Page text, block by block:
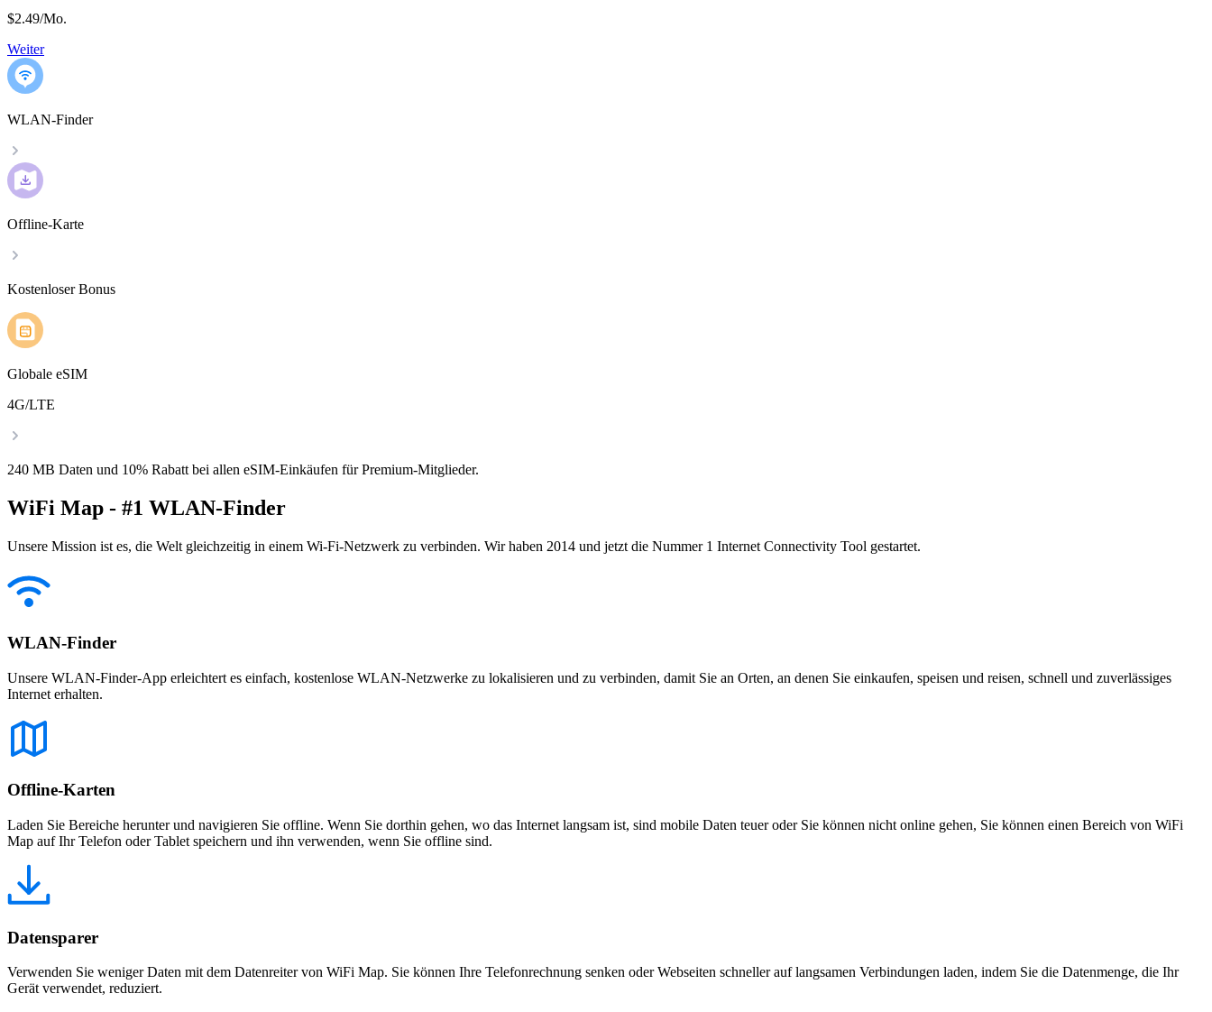
$2.49/Mo.
Weiter
WLAN-Finder
Offline-Karte
Kostenloser Bonus
Globale eSIM
4G/LTE
240 MB Daten und 10% Rabatt bei allen eSIM-Einkäufen für Premium-Mitglieder.
WiFi Map - #1 WLAN-Finder
Unsere Mission ist es, die Welt gleichzeitig in einem Wi-Fi-Netzwerk zu verbinden. Wir haben 2014 und jetzt die Nummer 1 Internet Connectivity Tool gestartet.
WLAN-Finder
Unsere WLAN-Finder-App erleichtert es einfach, kostenlose WLAN-Netzwerke zu lokalisieren und zu verbinden, damit Sie an Orten, an denen Sie einkaufen, speisen und reisen, schnell und zuverlässiges
Internet erhalten.
Offline-Karten
Laden Sie Bereiche herunter und navigieren Sie offline. Wenn Sie dorthin gehen, wo das Internet langsam ist, sind mobile Daten teuer oder Sie können nicht online gehen, Sie können einen Bereich von WiFi
Map auf Ihr Telefon oder Tablet speichern und ihn verwenden, wenn Sie offline sind.
Datensparer
Verwenden Sie weniger Daten mit dem Datenreiter von WiFi Map. Sie können Ihre Telefonrechnung senken oder Webseiten schneller auf langsamen Verbindungen laden, indem Sie die Datenmenge, die Ihr
Gerät verwendet, reduziert.